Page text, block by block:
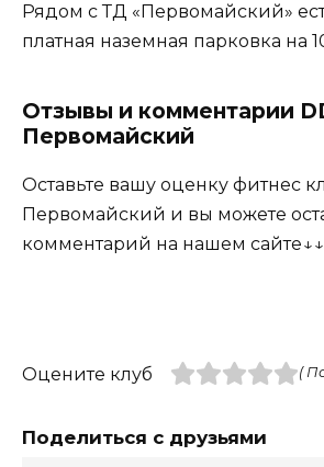
Рядом с ТД «Первомайский»
платная наземная парковка на
Отзывы и комментарии
Первомайский
Оставьте вашу оценку фитнес
Первомайский и вы можете
комментарий на нашем
Оцените клуб (
Поделиться с друзьями